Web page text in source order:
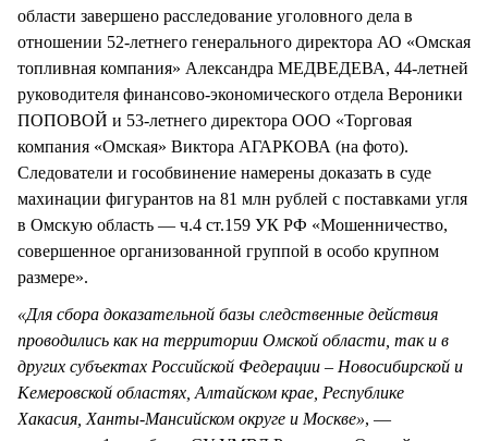
области завершено расследование уголовного дела в
отношении 52-летнего генерального директора АО «Омская
топливная компания» Александра МЕДВЕДЕВА, 44-летней
руководителя финансово-экономического отдела Вероники
ПОПОВОЙ и 53-летнего директора ООО «Торговая
компания «Омская» Виктора АГАРКОВА (на фото).
Следователи и гособвинение намерены доказать в суде
махинации фигурантов на 81 млн рублей с поставками угля
в Омскую область — ч.4 ст.159 УК РФ «Мошенничество,
совершенное организованной группой в особо крупном
размере».
«Для сбора доказательной базы следственные действия
проводились как на территории Омской области, так и в
других субъектах Российской Федерации – Новосибирской и
Кемеровской областях, Алтайском крае, Республике
Хакасия, Ханты-Мансийском округе и Москве», —